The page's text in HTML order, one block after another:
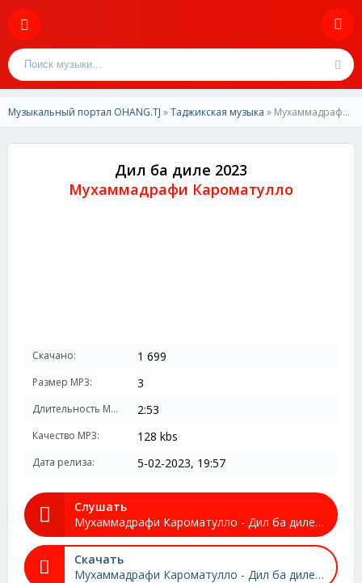
Музыкальный портал OHANG.TJ »Таджикская музыка » Мухаммадрафи Кароматулло - Дил ба диле 2023
Дил ба диле 2023
Мухаммадрафи Кароматулло
Скачано: 1 699
Размер MP3: 3
Длительность MP3: 2:53
Качество MP3: 128 kbs
Дата релиза: 5-02-2023, 19:57
Слушать
Мухаммадрафи Кароматулло - Дил ба диле 2023
Скачать
Мухаммадрафи Кароматулло - Дил ба диле 2023